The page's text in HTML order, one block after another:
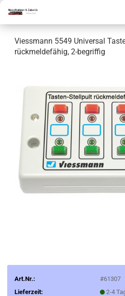
Viessmann 5549 Universal
rückmeldefähig, 2-begriffig
Art.Nr.:
#61307
Lieferzeit:
2-4